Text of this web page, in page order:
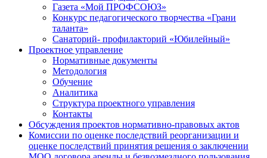
Газета «Мой ПРОФСОЮЗ»
Конкурс педагогического творчества «Грани
таланта»
Санаторий- профилакторий «Юбилейный»
Проектное управление
Нормативные документы
Методология
Обучение
Аналитика
Структура проектного управления
Контакты
Обсуждения проектов нормативно-правовых актов
Комиссии по оценке последствий реорганизации и
оценке последствий принятия решения о заключении